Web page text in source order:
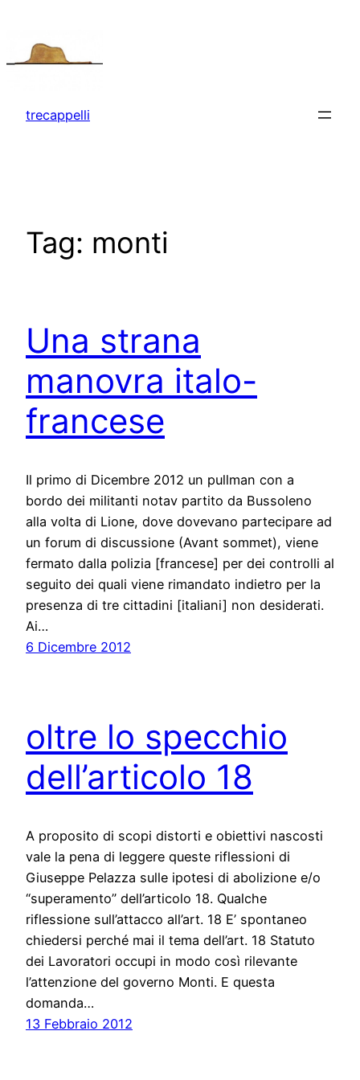
contenuto
trecappelli
Tag: monti
Una strana
manovra italo-
francese
Il primo di Dicembre 2012 un pullman con a
bordo dei militanti notav partito da Bussoleno
alla volta di Lione, dove dovevano partecipare ad
un forum di discussione (Avant sommet), viene
fermato dalla polizia [francese] per dei controlli al
seguito dei quali viene rimandato indietro per la
presenza di tre cittadini [italiani] non desiderati.
Ai…
6 Dicembre 2012
oltre lo specchio
dell’articolo 18
A proposito di scopi distorti e obiettivi nascosti
vale la pena di leggere queste riflessioni di
Giuseppe Pelazza sulle ipotesi di abolizione e/o
“superamento” dell’articolo 18. Qualche
riflessione sull’attacco all’art. 18 E’ spontaneo
chiedersi perché mai il tema dell’art. 18 Statuto
dei Lavoratori occupi in modo così rilevante
l’attenzione del governo Monti. E questa
domanda…
13 Febbraio 2012